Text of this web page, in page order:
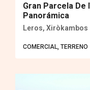
Gran Parcela De
Panorámica
Leros, Xiròkambos
COMERCIAL, TERRENO